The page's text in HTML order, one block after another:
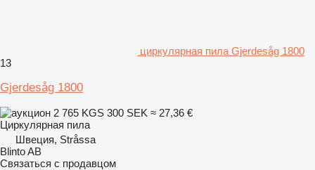
циркулярная пила Gjerdesåg 1800
13
Gjerdesåg 1800
2 765 KGS 300 SEK ≈ 27,36 €
Циркулярная пила
Швеция, Stråssa
Blinto AB
Связаться с продавцом